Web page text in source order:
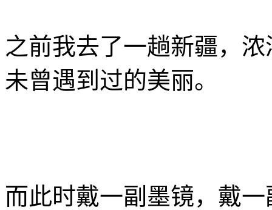
之前我去了一趟新疆，
未曾遇到过的美丽。
而此时戴一副墨镜，戴